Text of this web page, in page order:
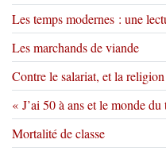
Les temps modernes : une
Les marchands de viande
Contre le salariat, et la
« J’ai 50 à ans et le monde
Mortalité de classe